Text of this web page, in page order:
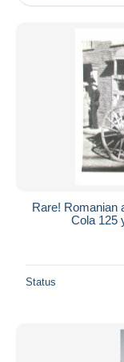
Coca-Cola
Postkarten
Laufende
Verkauft
Alle
Endet in
Preis
Kostenloser
Rare! Romanian
Cola 125
Status